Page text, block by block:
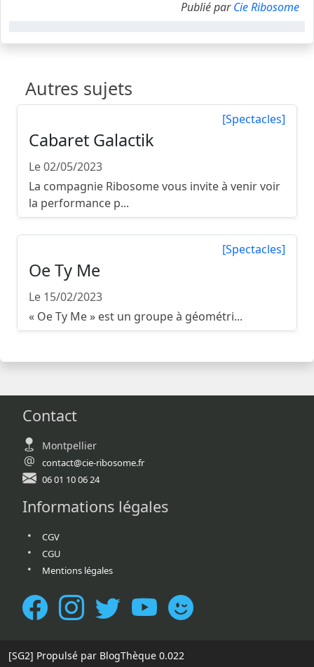
Publié parCie Ribosome
Autres sujets
[Spectacles]
Cabaret Galactik
Le 02/05/2023
La compagnie Ribosome vous invite à venir voir
la performance p...
[Spectacles]
Oe Ty Me
Le 15/02/2023
« Oe Ty Me » est un groupe à géométri...
Contact
Montpellier
contact@cie-ribosome.fr
06 01 10 06 24
Informations légales
CGV
CGU
Mentions légales
[SG2] Propulsé par BlogThèque 0.022